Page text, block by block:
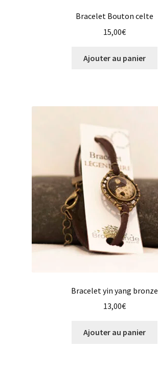
Bracelet Bouton celte
15,00€
Ajouter au panier
Bracelet yin yang bronze
13,00€
Ajouter au panier